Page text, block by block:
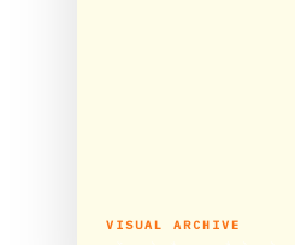
VISUAL ARCHIVE